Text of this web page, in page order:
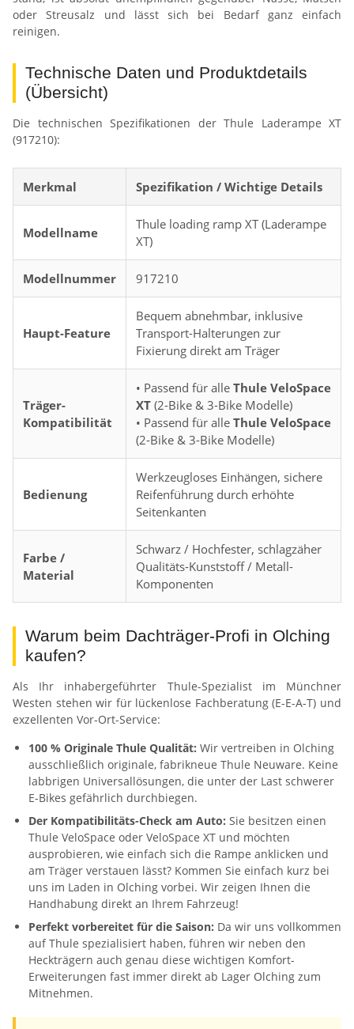
oder Streusalz und lässt sich bei Bedarf ganz einfach
reinigen.
Technische Daten und Produktdetails
(Übersicht)
Die technischen Spezifikationen der Thule Laderampe XT
(917210):
Merkmal Spezifikation / Wichtige Details
Modellname
Thule loading ramp XT (Laderampe
XT)
Modellnummer 917210
Haupt-Feature
Bequem abnehmbar, inklusive
Transport-Halterungen zur
Fixierung direkt am Träger
Träger-
Kompatibilität
• Passend für alle Thule VeloSpace
XT (2-Bike & 3-Bike Modelle)
• Passend für alle Thule VeloSpace
(2-Bike & 3-Bike Modelle)
Bedienung
Werkzeugloses Einhängen, sichere
Reifenführung durch erhöhte
Seitenkanten
Farbe /
Material
Schwarz / Hochfester, schlagzäher
Qualitäts-Kunststoff / Metall-
Komponenten
Warum beim Dachträger-Profi in Olching
kaufen?
Als Ihr inhabergeführter Thule-Spezialist im Münchner
Westen stehen wir für lückenlose Fachberatung (E-E-A-T) und
exzellenten Vor-Ort-Service:
100 % Originale Thule Qualität: Wir vertreiben in Olching
ausschließlich originale, fabrikneue Thule Neuware. Keine
labbrigen Universallösungen, die unter der Last schwerer
E-Bikes gefährlich durchbiegen.
Der Kompatibilitäts-Check am Auto: Sie besitzen einen
Thule VeloSpace oder VeloSpace XT und möchten
ausprobieren, wie einfach sich die Rampe anklicken und
am Träger verstauen lässt? Kommen Sie einfach kurz bei
uns im Laden in Olching vorbei. Wir zeigen Ihnen die
Handhabung direkt an Ihrem Fahrzeug!
Perfekt vorbereitet für die Saison: Da wir uns vollkommen
auf Thule spezialisiert haben, führen wir neben den
Heckträgern auch genau diese wichtigen Komfort-
Erweiterungen fast immer direkt ab Lager Olching zum
Mitnehmen.